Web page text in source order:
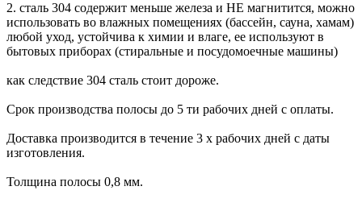
2. сталь 304 содержит меньше железа и НЕ магнитится, можно
использовать во влажных помещениях (бассейн, сауна, хамам)
любой уход, устойчива к химии и влаге, ее используют в
бытовых приборах (стиральные и посудомоечные машины)
как следствие 304 сталь стоит дороже.
Срок производства полосы до 5 ти рабочих дней с оплаты.
Доставка производится в течение 3 х рабочих дней с даты
изготовления.
Толщина полосы 0,8 мм.